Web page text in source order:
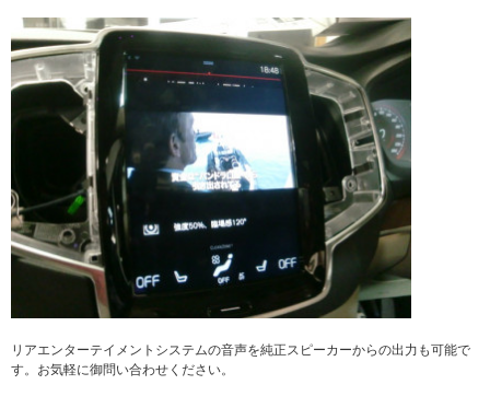
リアエンターテイメントシステムの音声を純正スピーカーからの出力も可能で
す。お気軽に御問い合わせください。